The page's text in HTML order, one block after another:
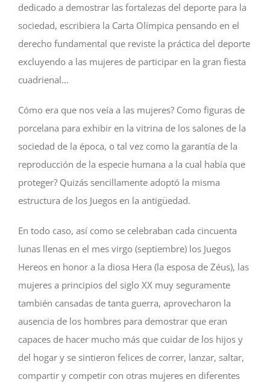
dedicado a demostrar las fortalezas del deporte para la
sociedad, escribiera la Carta Olímpica pensando en el
derecho fundamental que reviste la práctica del deporte
excluyendo a las mujeres de participar en la gran fiesta
cuadrienal…
Cómo era que nos veía a las mujeres? Como figuras de
porcelana para exhibir en la vitrina de los salones de la
sociedad de la época, o tal vez como la garantía de la
reproducción de la especie humana a la cual había que
proteger? Quizás sencillamente adoptó la misma
estructura de los Juegos en la antigüedad.
En todo caso, así como se celebraban cada cincuenta
lunas llenas en el mes virgo (septiembre) los Juegos
Hereos en honor a la diosa Hera (la esposa de Zéus), las
mujeres a principios del siglo XX muy seguramente
también cansadas de tanta guerra, aprovecharon la
ausencia de los hombres para demostrar que eran
capaces de hacer mucho más que cuidar de los hijos y
del hogar y se sintieron felices de correr, lanzar, saltar,
compartir y competir con otras mujeres en diferentes